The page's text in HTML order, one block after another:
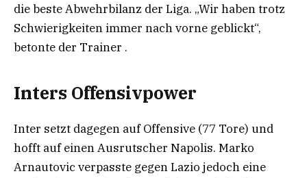
die beste Abwehrbilanz der Liga. „Wir haben trotz
Schwierigkeiten immer nach vorne geblickt“,
betonte der Trainer .
Inters Offensivpower
Inter setzt dagegen auf Offensive (77 Tore) und
hofft auf einen Ausrutscher Napolis. Marko
Arnautovic verpasste gegen Lazio jedoch eine